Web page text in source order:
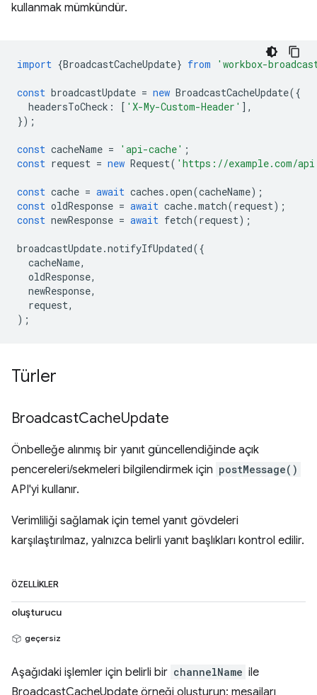
kullanmak mümkündür.
import {BroadcastCacheUpdate} from 'workbox-
const broadcastUpdate = new BroadcastCacheUpdate({
headersToCheck : [ 'X-My-Custom-Header' ],
});
const cacheName = 'api-cache' ;
const request = new Request( 'https://example.com/
const cache = await caches .open(cacheName);
const oldResponse = await cache.match(request);
const newResponse = await fetch(request);
broadcastUpdate.notifyIfUpdated({
cacheName,
oldResponse,
newResponse,
request,
);
Türler
BroadcastCacheUpdate
Önbelleğe alınmış bir yanıt güncellendiğinde açık
pencereleri/sekmeleri bilgilendirmek için postMessage()
API'yi kullanır.
Verimliliği sağlamak için temel yanıt gövdeleri
karşılaştırılmaz, yalnızca belirli yanıt başlıkları kontrol edilir.
ÖZELLIKLER
oluşturucu
geçersiz
Aşağıdaki işlemler için belirli bir channelName ile
BroadcastCacheUpdate örneği oluşturun: mesajları